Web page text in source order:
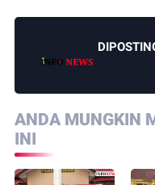
ANDA MUNGKIN
INI